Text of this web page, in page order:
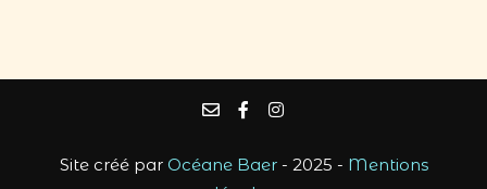
Site créé par Océane Baer- 2025 - Mentions